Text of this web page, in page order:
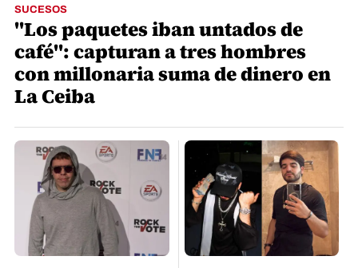
SUCESOS
"Los paquetes iban untados de
café": capturan a tres hombres
con millonaria suma de dinero en
La Ceiba